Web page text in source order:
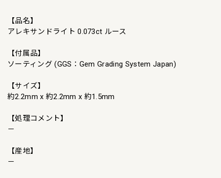
【品名】
アレキサンドライト 0.073ct ルース
【付属品】
ソーティング (GGS：Gem Grading System Japan)
【サイズ】
約2.2mm x 約2.2mm x 約1.5mm
【処理コメント】
－
【産地】
－